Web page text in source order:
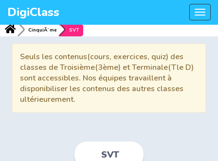
DigiClass
CinquiÃ¨me SVT
Seuls les contenus(cours, exercices, quiz) des
classes de Troisième(3ème) et Terminale(Tle D)
sont accessibles. Nos équipes travaillent à
disponibiliser les contenus des autres classes
ultérieurement.
SVT